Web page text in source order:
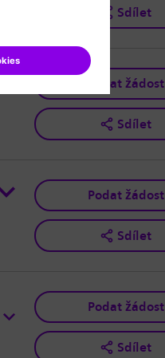
Sdílet
Podat žádost
Sdílet
Podat žádost
Sdílet
Podat žádost
Sdílet